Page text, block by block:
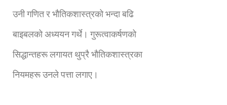
उनी गणित र भौतिकशास्‍त्रको भन्दा बढि
बाइबलको अध्ययन गर्थे। गुरूत्वाकर्षणको
सिद्धान्तहरू लगायत थुप्रै भौतिकशास्‍त्रका
नियमहरू उनले पत्ता लगाए।